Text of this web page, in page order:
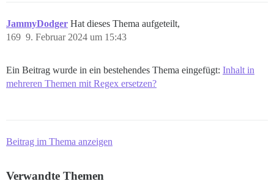
JammyDodger Hat dieses Thema aufgeteilt,
9. Februar 2024 um 15:43
169
Ein Beitrag wurde in ein bestehendes Thema eingefügt: Inhalt in
mehreren Themen mit Regex ersetzen?
Beitrag im Thema anzeigen
Verwandte Themen